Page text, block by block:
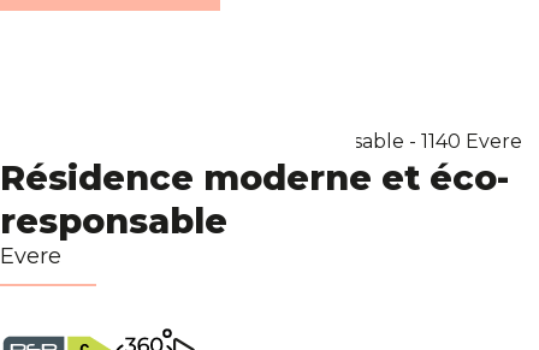
Résidence moderne et éco-
responsable
Evere